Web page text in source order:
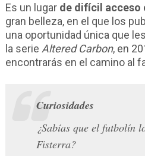
Es un lugar de difícil acceso
gran belleza, en el que los
una oportunidad única que
la serie Altered Carbon, en
encontrarás en el camino al
Curiosidades
¿Sabías que el futbolín
Fisterra?